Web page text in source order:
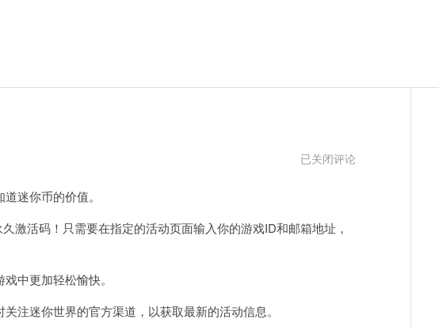
万
10000
迷
已关闭评论
迷你币的价值。
活码！只需要在指定的活动页面输入你的游戏ID和邮箱地址，
中更加轻松愉快。
迷你世界的官方渠道，以获取最新的活动信息。